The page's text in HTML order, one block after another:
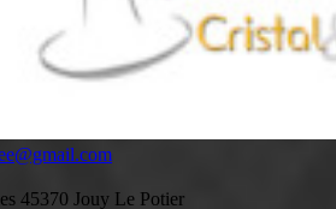
45370 Jouy Le Potier